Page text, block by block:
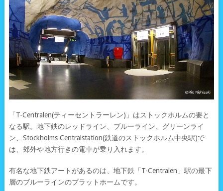
「T-Centralen(ティーセントラーレン)」はストックホルムの要と
なる駅。地下鉄のレッドライン、ブルーライン、グリーンライ
ン、Stockholms Centralstation(鉄道のストックホルム中央駅)で
は、郊外や地方行きの電車が乗り入れます。
有名な地下鉄アートがあるのは、地下鉄「T-Centralen」駅の最下
層のブルーラインのプラットホームです。